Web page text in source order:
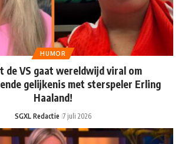
HUMOR
de VS gaat wereldwijd viral om
gelijkenis met sterspeler Erling
Haaland!
SGXL Redactie 7 juli 2026